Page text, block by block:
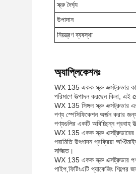
স্ক্রু দৈর্ঘ্য
উপাদান
নিয়ন্ত্রণ ব্যবস্থা
অ্যাপ্লিকেশনঃ
WX 135 একক স্ক্রু এক্সট্রুডার
পরিমাণে উত্পাদন করছেন কিনা,
WX 135 সিঙ্গল স্ক্রু এক্সট্রুডার
পণ্য স্পেসিফিকেশন অর্জন করার
পণ্যগুলির একটি অবিচ্ছিন্ন প্রবাহ
WX 135 একক স্ক্রু এক্সট্রুডারের
পরামিতি উৎপাদন প্রক্রিয়া
সজ্জিত।
WX 135 একক স্ক্রু এক্সট্রুডার পণ্য
পাইপ,ফিটিংএটি প্যাকেজিং